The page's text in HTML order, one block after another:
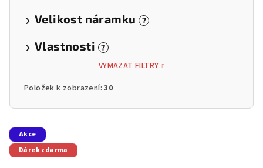
Velikost náramku ?
Vlastnosti ?
VYMAZAT FILTRY
Položek k zobrazení:30
V
ý
p
Akce
Dárek zdarma